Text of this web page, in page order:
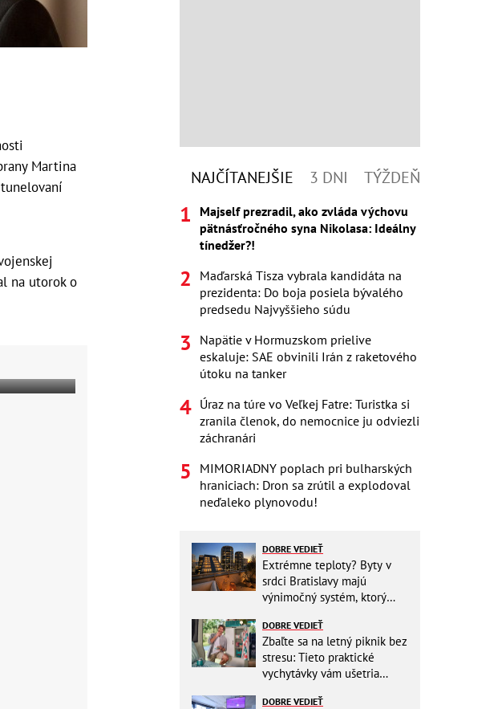
Martina
na utorok o
NAJČÍTANEJŠIE 3 DNI TÝŽDEŇ
Majself prezradil, ako zvláda výchovu
pätnásťročného syna Nikolasa: Ideálny
tínedžer?!
Maďarská Tisza vybrala kandidáta na
prezidenta: Do boja posiela bývalého
predsedu Najvyššieho súdu
Napätie v Hormuzskom prielive
eskaluje: SAE obvinili Irán z raketového
útoku na tanker
Úraz na túre vo Veľkej Fatre: Turistka si
zranila členok, do nemocnice ju odviezli
záchranári
MIMORIADNY poplach pri bulharských
hraniciach: Dron sa zrútil a explodoval
neďaleko plynovodu!
DOBRE VEDIEŤ
Extrémne teploty? Byty v
srdci Bratislavy majú
výnimočný systém, ktorý
DOBRE VEDIEŤ
Zbaľte sa na letný piknik bez
stresu: Tieto praktické
vychytávky vám ušetria
DOBRE VEDIEŤ